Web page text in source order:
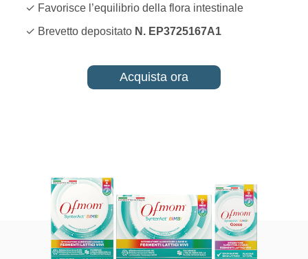
✓ Favorisce l’equilibrio della flora intestinale
✓ Brevetto depositato N. EP3725167A1
Acquista ora